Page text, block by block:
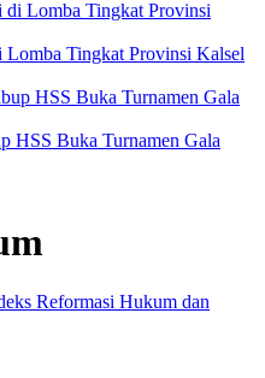
Tingkat Provinsi Kalsel
HSS Buka Turnamen Gala